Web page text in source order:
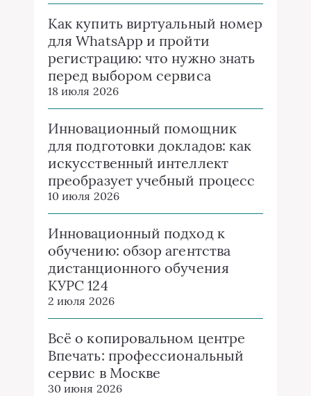
Как купить виртуальный номер
для WhatsApp и пройти
регистрацию: что нужно знать
перед выбором сервиса
18 июля 2026
Инновационный помощник
для подготовки докладов: как
искусственный интеллект
преобразует учебный процесс
10 июля 2026
Инновационный подход к
обучению: обзор агентства
дистанционного обучения
КУРС 124
2 июля 2026
Всё о копировальном центре
Впечать: профессиональный
сервис в Москве
30 июня 2026